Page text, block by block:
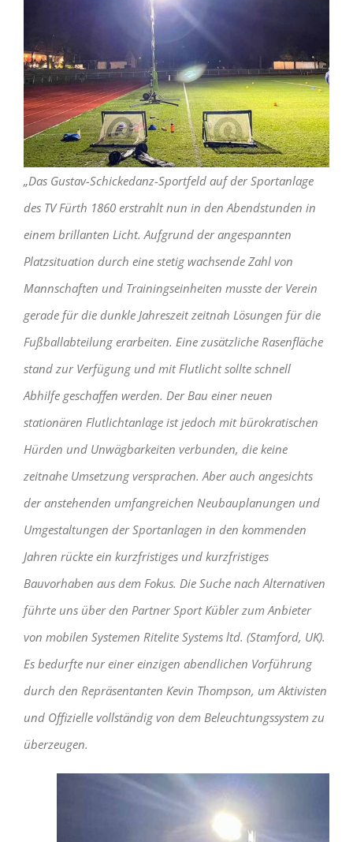
„Das Gustav-Schickedanz-Sportfeld auf der Sportanlage
des TV Fürth 1860 erstrahlt nun in den Abendstunden in
einem brillanten Licht. Aufgrund der angespannten
Platzsituation durch eine stetig wachsende Zahl von
Mannschaften und Trainingseinheiten musste der Verein
gerade für die dunkle Jahreszeit zeitnah Lösungen für die
Fußballabteilung erarbeiten. Eine zusätzliche Rasenfläche
stand zur Verfügung und mit Flutlicht sollte schnell
Abhilfe geschaffen werden. Der Bau einer neuen
stationären Flutlichtanlage ist jedoch mit bürokratischen
Hürden und Unwägbarkeiten verbunden, die keine
zeitnahe Umsetzung versprachen. Aber auch angesichts
der anstehenden umfangreichen Neubauplanungen und
Umgestaltungen der Sportanlagen in den kommenden
Jahren rückte ein kurzfristiges und kurzfristiges
Bauvorhaben aus dem Fokus. Die Suche nach Alternativen
führte uns über den Partner Sport Kübler zum Anbieter
von mobilen Systemen Ritelite Systems ltd. (Stamford, UK).
Es bedurfte nur einer einzigen abendlichen Vorführung
durch den Repräsentanten Kevin Thompson, um Aktivisten
und Offizielle vollständig von dem Beleuchtungssystem zu
überzeugen.